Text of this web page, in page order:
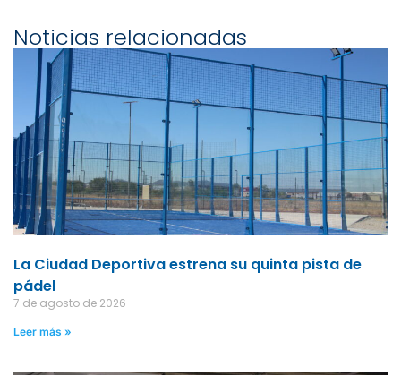
Noticias relacionadas
La Ciudad Deportiva estrena su quinta pista de
pádel
7 de agosto de 2026
Leer más »